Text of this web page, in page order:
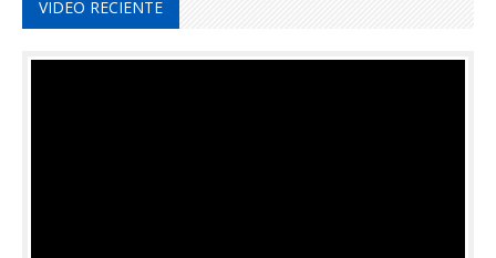
VIDEO RECIENTE